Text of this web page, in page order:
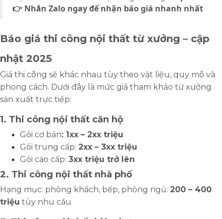
👉 Nhắn Zalo ngay để nhận báo giá nhanh nhất
Báo giá thi công nội thất từ xưởng – cập
nhật 2025
Giá thi công sẽ khác nhau tùy theo vật liệu, quy mô và
phong cách. Dưới đây là mức giá tham khảo từ xưởng
sản xuất trực tiếp:
1. Thi công nội thất căn hộ
Gói cơ bản: 1xx – 2xx triệu
Gói trung cấp: 2xx – 3xx triệu
Gói cao cấp: 3xx triệu trở lên
2. Thi công nội thất nhà phố
Hạng mục: phòng khách, bếp, phòng ngủ: 200 – 400
triệu tùy nhu cầu